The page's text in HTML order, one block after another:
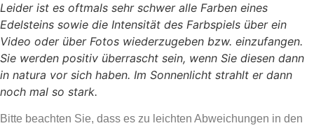
Leider ist es oftmals sehr schwer alle Farben eines
Edelsteins sowie die Intensität des Farbspiels über ein
Video oder über Fotos wiederzugeben bzw. einzufangen.
Sie werden positiv überrascht sein, wenn Sie diesen dann
in natura vor sich haben. Im Sonnenlicht strahlt er dann
noch mal so stark.
Bitte beachten Sie, dass es zu leichten Abweichungen in den